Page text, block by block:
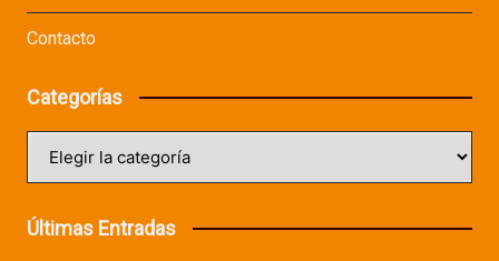
Contacto
Categorías
Últimas Entradas